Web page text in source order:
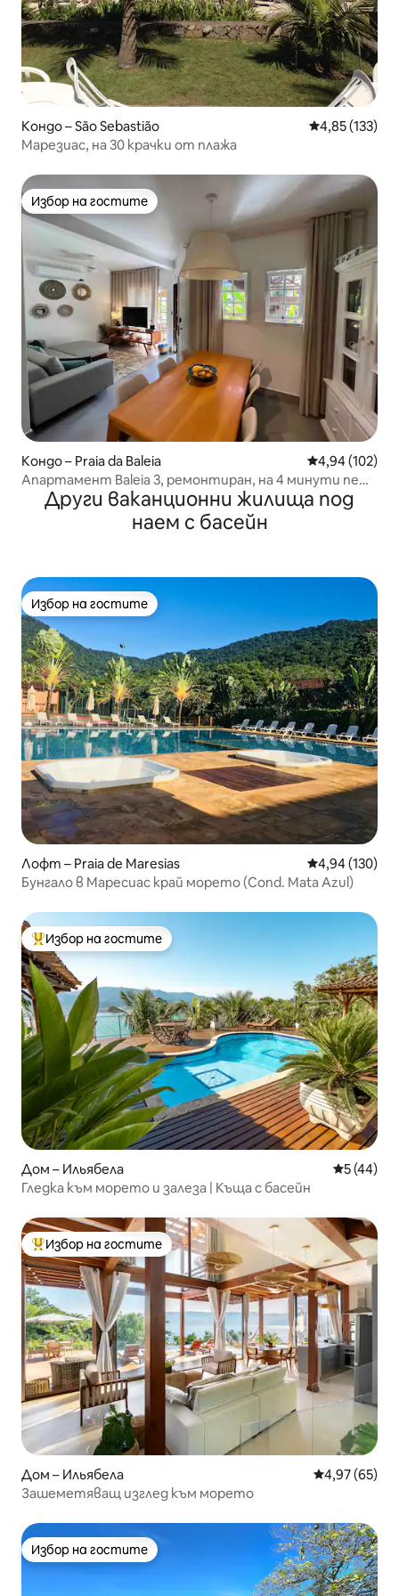
Кондо – São Sebastião Средна
4,85 (133)
Марезиас, на 30 крачки от плажа
Избор на гостите
Избор на гостите
Кондо – Praia da Baleia Средна
4,94 (102)
Апартамент Baleia 3, ремонтиран, на 4 минути пеша
от плажа – басейн
Други ваканционни жилища под
наем с басейн
Избор на гостите
Избор на гостите
Лофт – Praia de Maresias Средна
4,94 (130)
Бунгало в Маресиас край морето (Cond. Mata Azul)
Най-популярен избор на гостите
Избор на гостите
Дом – Ильябела Средна
5 (44)
Гледка към морето и залеза | Къща с басейн
Най-популярен избор на гостите
Избор на гостите
Дом – Ильябела Средна
4,97 (65)
Зашеметяващ изглед към морето
Избор на гостите
Избор на гостите